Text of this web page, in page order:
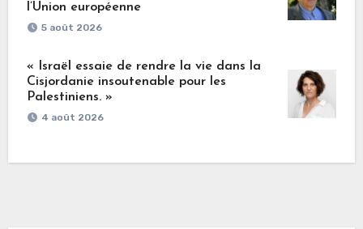
l’Union européenne
5 août 2026
« Israël essaie de rendre la vie dans la
Cisjordanie insoutenable pour les
Palestiniens. »
4 août 2026